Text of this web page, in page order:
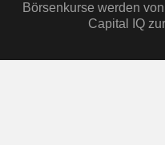
Börsenkurse werden
Capital IQ